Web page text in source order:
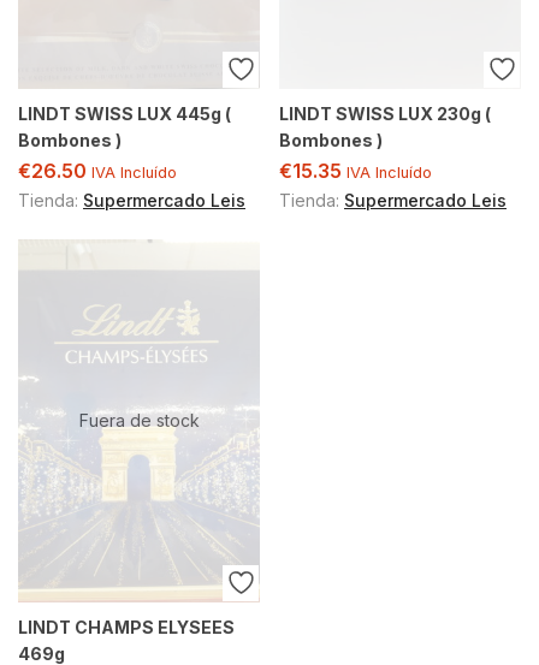
LINDT SWISS LUX 445g (
Bombones )
€26.50 IVA Incluído
Tienda: Supermercado Leis
LINDT SWISS LUX 230g (
Bombones )
€15.35 IVA Incluído
Tienda: Supermercado Leis
Fuera de stock
LINDT CHAMPS ELYSEES
469g